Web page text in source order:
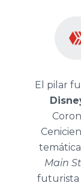
El pilar
Main
futurista